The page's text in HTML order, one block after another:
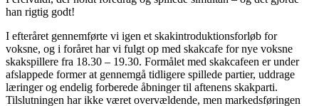
han rigtig godt!
I efteråret gennemførte vi igen et skakintroduktionsforløb for
voksne, og i foråret har vi fulgt op med skakcafe for nye voksne
skakspillere fra 18.30 – 19.30. Formålet med skakcafeen er under
afslappede former at gennemgå tidligere spillede partier, uddrage
læringer og endelig forberede åbninger til aftenens skakparti.
Tilslutningen har ikke været overvældende, men markedsføringen